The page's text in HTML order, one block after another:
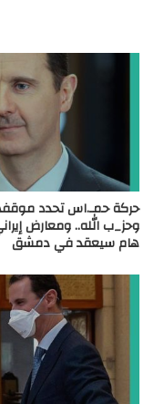
حركة حمـ.اس تحدد
وحز_ب الله.. ومعارض
هام سيعقد في دمشق